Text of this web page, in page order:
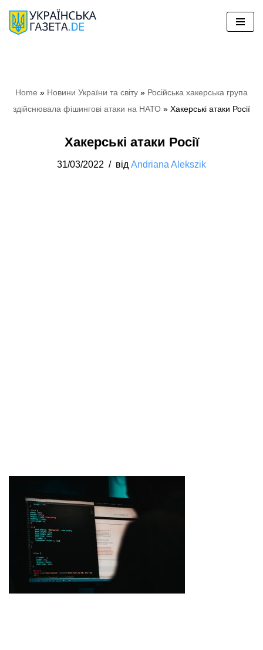
Перейти
Home » Hовини України та світу » Російська хакерська група
здійснювала фішингові атаки на НАТО » Хакерські атаки Росії
Хакерські атаки Росії
31/03/2022 від Andriana Alekszik